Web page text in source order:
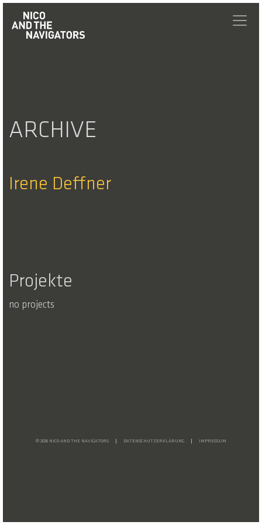
ARCHIVE
Irene Deffner
Projekte
no projects
© 2026 NICO AND THE NAVIGATORS DATENSCHUTZERKLÄRUNG IMPRESSUM